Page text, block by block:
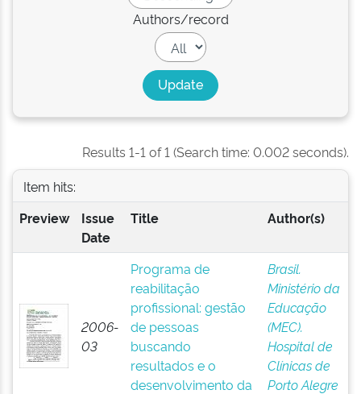
Authors/record
Results 1-1 of 1 (Search time: 0.002 seconds).
Item hits:
Preview
Issue
Date
Title Author(s)
2006-
03
Programa de
reabilitação
profissional: gestão
de pessoas
buscando
resultados e o
desenvolvimento da
Brasil.
Ministério da
Educação
(MEC).
Hospital de
Clínicas de
Porto Alegre